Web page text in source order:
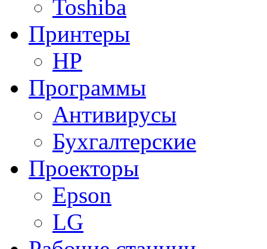
Toshiba
Принтеры
HP
Программы
Антивирусы
Бухгалтерские
Проекторы
Epson
LG